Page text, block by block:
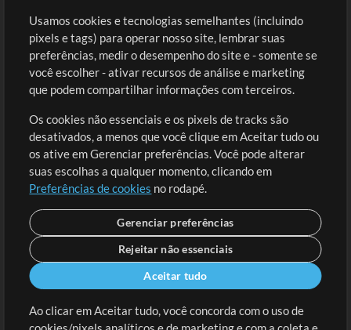
Comprar Créditos
Conteúdo Grátis
Solicite uma Música
Extras
Sessões
Envie seu conteúdo
Playlist
MT Conference
Entre
Cadastre-se
Ir ao carrinho
Usamos cookies e tecnologias semelhantes (incluindo
pixels e tags) para operar nosso site, lembrar suas
preferências, medir o desempenho do site e - somente se
você escolher - ativar recursos de análise e marketing
que podem compartilhar informações com terceiros.
Os cookies não essenciais e os pixels de tracks são
desativados, a menos que você clique em Aceitar tudo ou
os ative em Gerenciar preferências. Você pode alterar
suas escolhas a qualquer momento, clicando em
Preferências de cookies no rodapé.
Gerenciar preferências
Rejeitar não essenciais
Aceitar tudo
Ao clicar em Aceitar tudo, você concorda com o uso de